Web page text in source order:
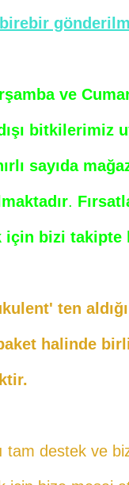
ve
bitkilerimiz
sayıda
.
için bizi takipte
ten
halinde
tam destek ve